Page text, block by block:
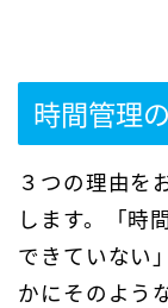
時間管理
３つの理由を
します。「時
できていない
かにそのよう